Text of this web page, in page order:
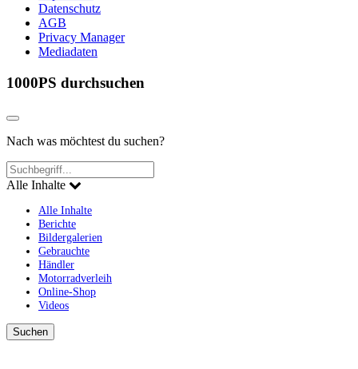
Datenschutz
AGB
Privacy Manager
Mediadaten
1000PS durchsuchen
Nach was möchtest du suchen?
Alle Inhalte
Alle Inhalte
Berichte
Bildergalerien
Gebrauchte
Händler
Motorradverleih
Online-Shop
Videos
Suchen